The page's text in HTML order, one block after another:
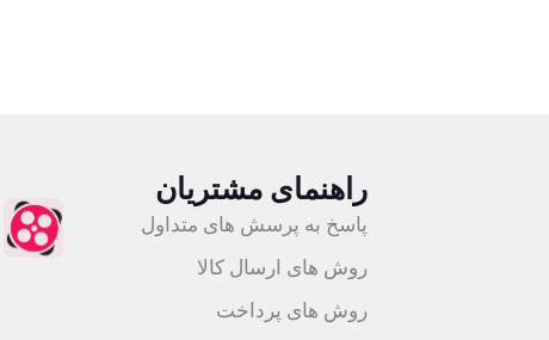
راهنمای مشتریان
پاسخ به پرسش های متداول
روش های ارسال کالا
روش های پرداخت